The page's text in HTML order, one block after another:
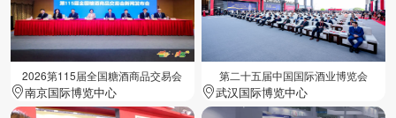
2026第115届全国糖酒商品交易会
南京国际博览中心
第二十五届中国国际酒业博览会
武汉国际博览中心